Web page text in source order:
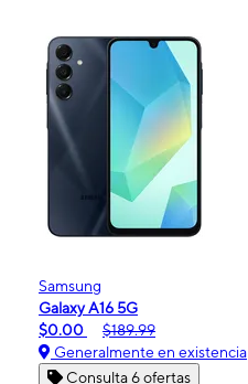
Samsung
Galaxy A16 5G
$0.00
$189.99
Generalmente en existencia
Consulta 6 ofertas